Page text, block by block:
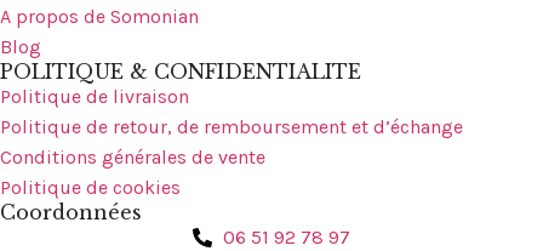
A propos de Somonian
Blog
POLITIQUE & CONFIDENTIALITE
Politique de livraison
Politique de retour, de remboursement et d’échange
Conditions générales de vente
Politique de cookies
Coordonnées
06 51 92 78 97